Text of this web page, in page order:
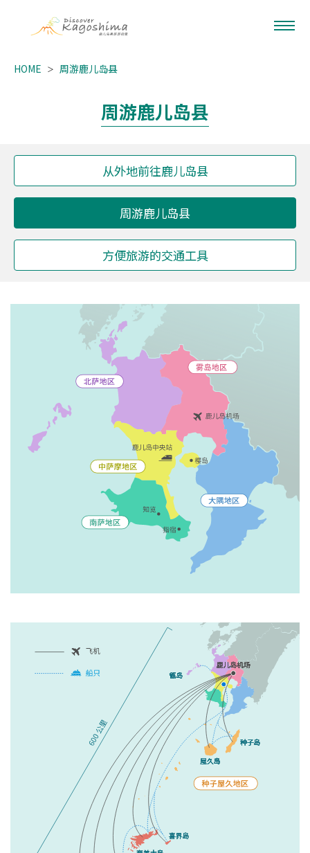
HOME 周游鹿儿岛县
周游鹿儿岛县
从外地前往鹿儿岛县
周游鹿儿岛县
方便旅游的交通工具